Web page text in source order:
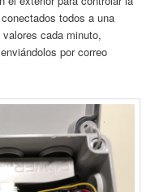
todos a una
cada minuto,
por correo